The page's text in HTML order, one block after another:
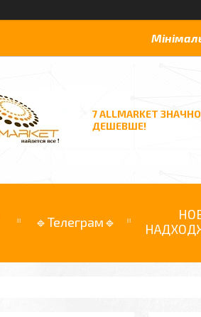
7 ALLMARKET ЗНАЧНО
ДЕШЕВШЕ!
🔹Телеграм🔹